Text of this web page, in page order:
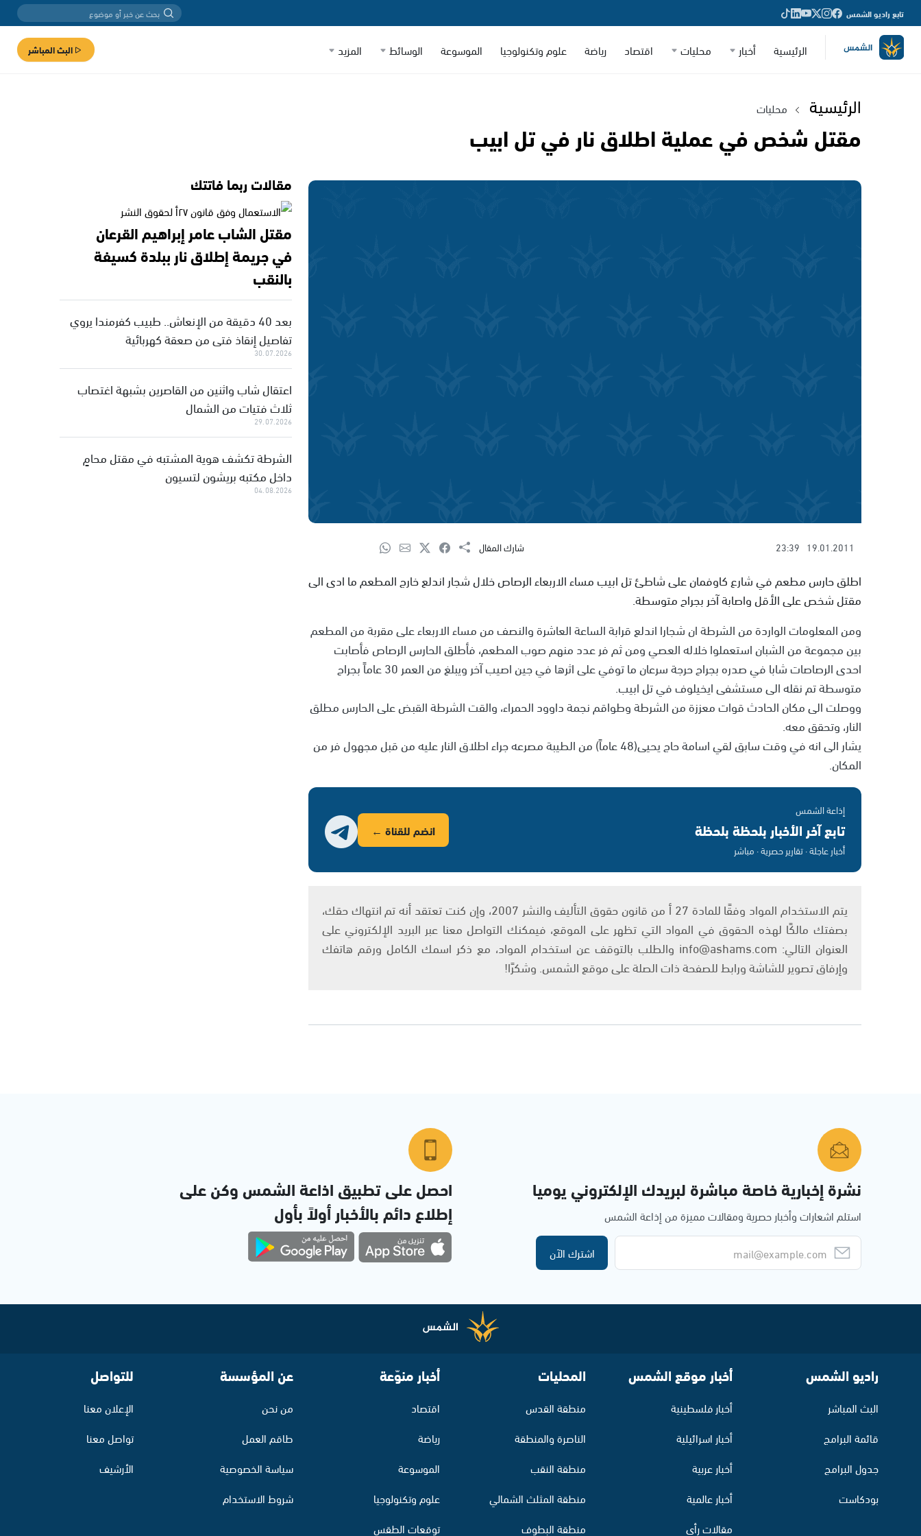
تابع راديو الشمس
الرئيسية أخبار محليات اقتصاد رياضة علوم وتكنولوجيا الموسوعة الوسائط المزيد البث المباشر
الرئيسية محليات
مقتل شخص في عملية اطلاق نار في تل ابيب
19.01.2011
23:39 شارك المقال
اطلق حارس مطعم في شارع كاوفمان على شاطئ تل ابيب مساء الاربعاء الرصاص خلال شجار اندلع خارج المطعم ما ادى الى
مقتل شخص على الأقل واصابة آخر بجراح متوسطة.
ومن المعلومات الواردة من الشرطة ان شجارا اندلع قرابة الساعة العاشرة والنصف من مساء الاربعاء على مقربة من المطعم
بين مجموعة من الشبان استعملوا خلاله العصي ومن ثم فر عدد منهم صوب المطعم، فأطلق الحارس الرصاص فأصابت
احدى الرصاصات شابا في صدره بجراح حرجة سرعان ما توفي على اثرها في جين اصيب آخر ويبلغ من العمر 30 عاماً بجراح
متوسطة تم نقله الى مستشفى ايخيلوف في تل ابيب.
ووصلت الى مكان الحادث قوات معززة من الشرطة وطواقم نجمة داوود الحمراء، والقت الشرطة القبض على الحارس مطلق
النار، وتحقق معه.
يشار الى انه في وقت سابق لقي اسامة حاج يحيى(48 عاماً) من الطيبة مصرعه جراء اطلاق النار عليه من قبل مجهول فر من
المكان.
إذاعة الشمس
تابع آخر الأخبار بلحظة بلحظة
أخبار عاجلة · تقارير حصرية · مباشر
انضم للقناة ←
يتم الاستخدام المواد وفقًا للمادة 27 أ من قانون حقوق التأليف والنشر 2007، وإن كنت تعتقد أنه تم انتهاك حقك،
بصفتك مالكًا لهذه الحقوق في المواد التي تظهر على الموقع، فيمكنك التواصل معنا عبر البريد الإلكتروني على
العنوان التالي: info@ashams.com والطلب بالتوقف عن استخدام المواد، مع ذكر اسمك الكامل ورقم هاتفك
وإرفاق تصوير للشاشة ورابط للصفحة ذات الصلة على موقع الشمس. وشكرًا!
مقالات ربما فاتتك
مقتل الشاب عامر إبراهيم القرعان
في جريمة إطلاق نار ببلدة كسيفة
بالنقب
بعد 40 دقيقة من الإنعاش.. طبيب كفرمندا يروي
تفاصيل إنقاذ فتى من صعقة كهربائية
30.07.2026
اعتقال شاب واثنين من القاصرين بشبهة اغتصاب
ثلاث فتيات من الشمال
29.07.2026
الشرطة تكشف هوية المشتبه في مقتل محامٍ
داخل مكتبه بريشون لتسيون
04.08.2026
نشرة إخبارية خاصة مباشرة لبريدك الإلكتروني يوميا
استلم اشعارات وأخبار حصرية ومقالات مميزة من إذاعة الشمس
اشترك الآن
احصل على تطبيق اذاعة الشمس وكن على
إطلاع دائم بالأخبار أولاً بأول
راديو الشمس
البث المباشر
قائمة البرامج
جدول البرامج
بودكاست
أخبار موقع الشمس
أخبار فلسطينية
أخبار اسرائيلية
أخبار عربية
أخبار عالمية
مقالات رأي
المحليات
منطقة القدس
الناصرة والمنطقة
منطقة النقب
منطقة المثلث الشمالي
منطقة البطوف
أخبار منوّعة
اقتصاد
رياضة
الموسوعة
علوم وتكنولوجيا
توقعات الطقس
عن المؤسسة
من نحن
طاقم العمل
سياسة الخصوصية
شروط الاستخدام
للتواصل
الإعلان معنا
تواصل معنا
الأرشيف